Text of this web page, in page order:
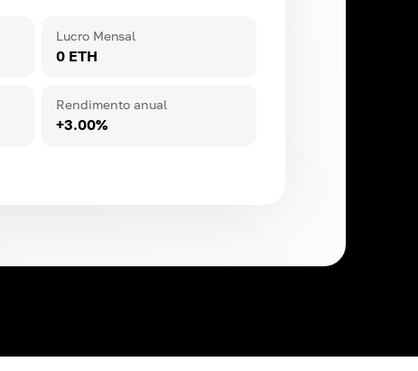
USDT
Lucro Mensal
0 ETH
Rendimento anual
+3.00%